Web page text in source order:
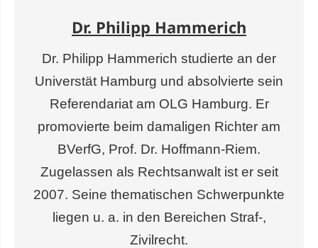
Dr. Philipp Hammerich
Dr. Philipp Hammerich studierte an der
Universtät Hamburg und absolvierte sein
Referendariat am OLG Hamburg. Er
promovierte beim damaligen Richter am
BVerfG, Prof. Dr. Hoffmann-Riem.
Zugelassen als Rechtsanwalt ist er seit
2007. Seine thematischen Schwerpunkte
liegen u. a. in den Bereichen Straf-,
Zivilrecht.